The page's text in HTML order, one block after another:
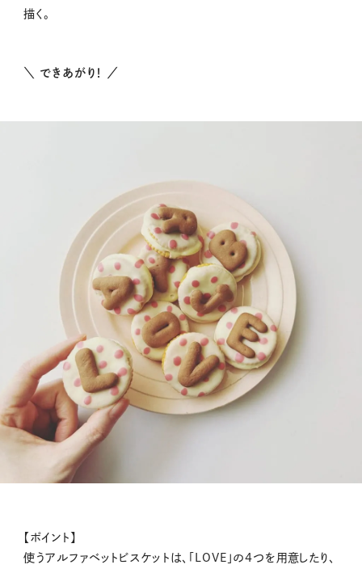
描く。
＼ できあがり！ ／
【ポイント】
使うアルファベットビスケットは、「LOVE」の4つを用意したり、